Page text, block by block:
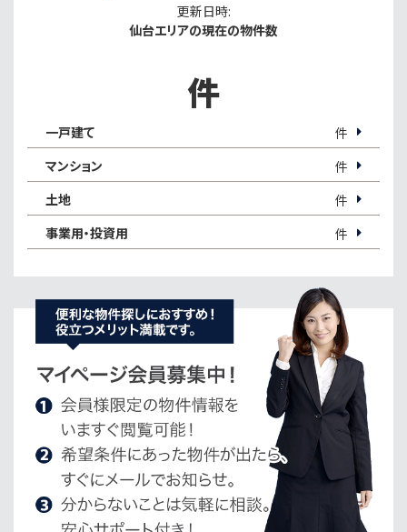
更新日時:
仙台エリアの現在の物件数
件
一戸建て
件
マンション
件
土地
件
事業用・投資用
件